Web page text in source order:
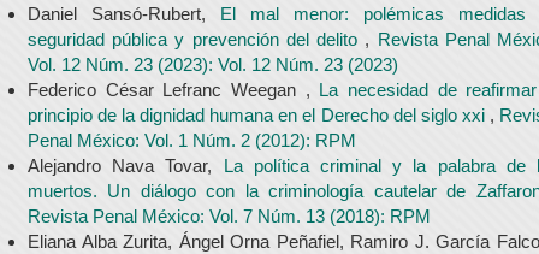
Daniel Sansó-Rubert, El mal menor: polémicas medidas
seguridad pública y prevención del delito , Revista Penal
Vol. 12 Núm. 23 (2023): Vol. 12 Núm. 23 (2023)
Federico César Lefranc Weegan , La necesidad de
principio de la dignidad humana en el Derecho del siglo xxi ,
Penal México: Vol. 1 Núm. 2 (2012): RPM
Alejandro Nava Tovar, La política criminal y la palabra de
muertos. Un diálogo con la criminología cautelar de
Revista Penal México: Vol. 7 Núm. 13 (2018): RPM
Eliana Alba Zurita, Ángel Orna Peñafiel, Ramiro J. García